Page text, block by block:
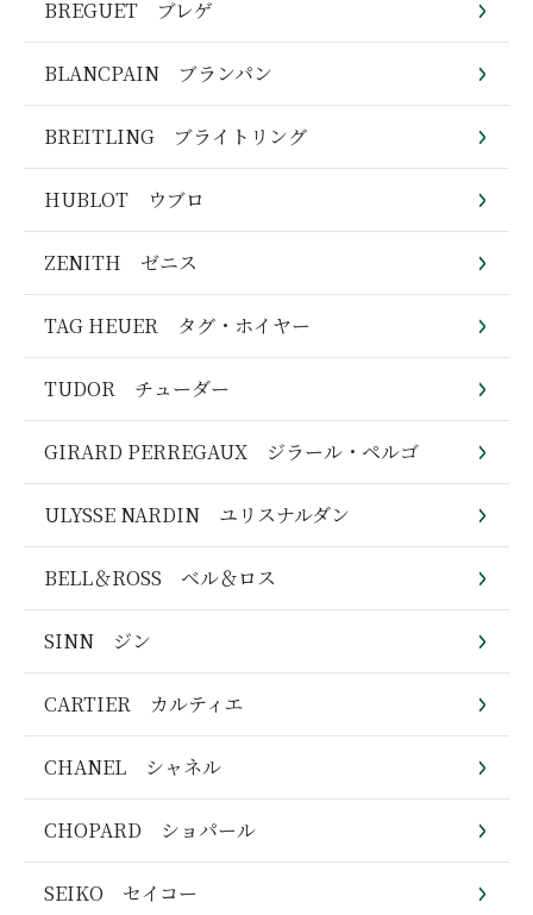
BREGUET ブレゲ
BLANCPAIN ブランパン
BREITLING ブライトリング
HUBLOT ウブロ
ZENITH ゼニス
TAG HEUER タグ・ホイヤー
TUDOR チューダー
GIRARD PERREGAUX ジラール・ペルゴ
ULYSSE NARDIN ユリスナルダン
BELL＆ROSS ベル＆ロス
SINN ジン
CARTIER カルティエ
CHANEL シャネル
CHOPARD ショパール
SEIKO セイコー